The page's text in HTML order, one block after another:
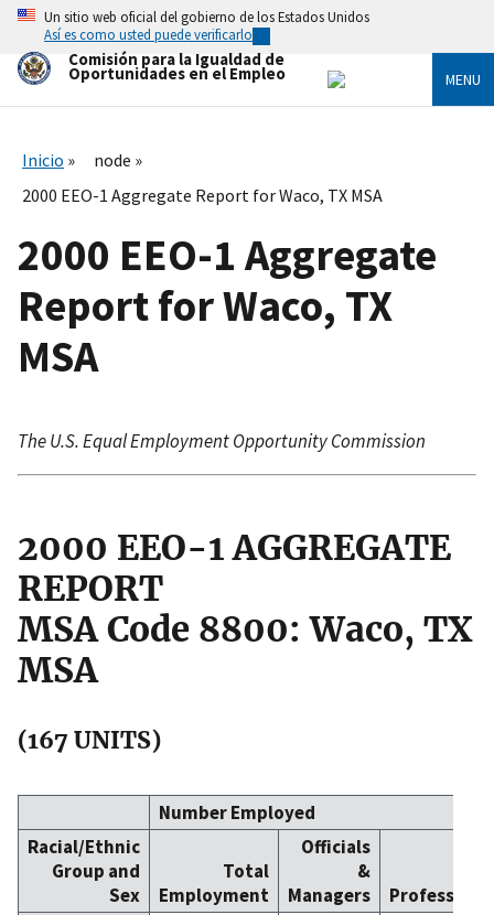
Skip
main
content
Un sitio web oficial del gobierno de los Estados Unidos
Así es como usted puede verificarlo
Comisión para la Igualdad de
Oportunidades en el Empleo MENU
Inicio
node
2000 EEO-1 Aggregate Report for Waco, TX MSA
2000 EEO-1 Aggregate
Report for Waco, TX
MSA
The U.S. Equal Employment Opportunity Commission
2000 EEO-1 AGGREGATE
REPORT
MSA Code 8800: Waco, TX
MSA
(167 UNITS)
Number Employed
Racial/Ethnic
Group and
Sex
Total
Employment
Officials
&
Managers